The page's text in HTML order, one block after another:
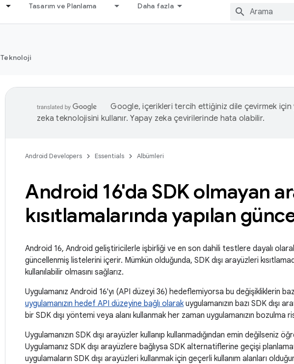
Tasarım ve Planlama Daha fazla
Teknoloji
Google, içerikleri tercih ettiğiniz dile çevirmek için
zeka teknolojisini kullanır. Yapay zeka çevirilerinde hata olabilir.
Android Developers Essentials Albümleri
Android 16'da SDK olmayan
kısıtlamalarında yapılan
Android 16, Android geliştiricilerle işbirliği ve en son dahili testlere dayalı olarak
güncellenmiş listelerini içerir. Mümkün olduğunda, SDK dışı arayüzleri
kullanılabilir olmasını sağlarız.
Uygulamanız Android 16'yı (API düzeyi 36) hedeflemiyorsa bu değişikliklerin
uygulamanızın hedef API düzeyine bağlı olarakuygulamanızın bazı SDK dışı
bir SDK dışı yöntemi veya alanı kullanmak her zaman uygulamanızın bozulma
Uygulamanızın SDK dışı arayüzler kullanıp kullanmadığından emin değilseniz
Uygulamanız SDK dışı arayüzlere bağlıysa SDK alternatiflerine geçişi
uygulamaların SDK dışı arayüzleri kullanmak için geçerli kullanım alanları